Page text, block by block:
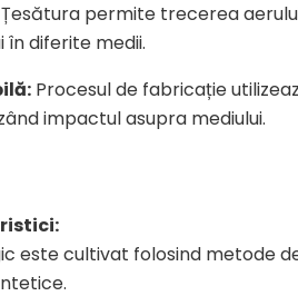
Țesătura permite trecerea
diferite medii.
Procesul de fabricație
impactul asupra mediului.
este cultivat folosind metode